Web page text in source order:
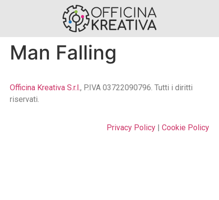
Man Falling
Officina Kreativa S.r.l., P.IVA 03722090796. Tutti i diritti
riservati.
Privacy Policy | Cookie Policy